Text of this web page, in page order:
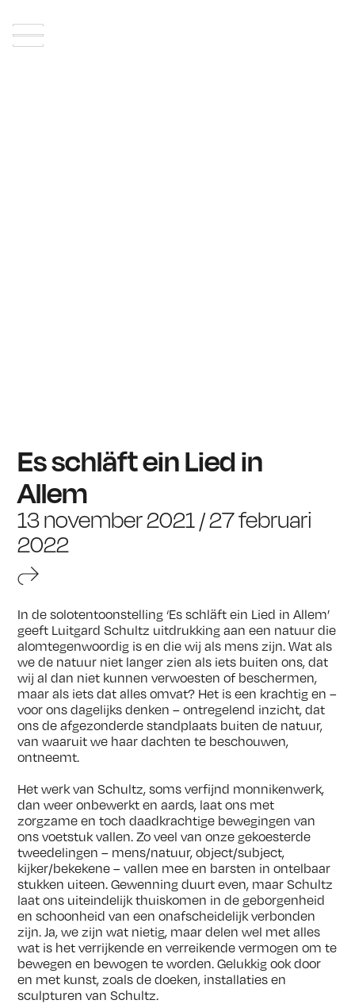
Es schläft ein Lied in
Allem
13 november 2021 / 27 februari
2022
In de solotentoonstelling ‘Es schläft ein Lied in Allem’
geeft Luitgard Schultz uitdrukking aan een natuur die
alomtegenwoordig is en die wij als mens zijn. Wat als
we de natuur niet langer zien als iets buiten ons, dat
wij al dan niet kunnen verwoesten of beschermen,
maar als iets dat alles omvat? Het is een krachtig en –
voor ons dagelijks denken – ontregelend inzicht, dat
ons de afgezonderde standplaats buiten de natuur,
van waaruit we haar dachten te beschouwen,
ontneemt.
Het werk van Schultz, soms verfijnd monnikenwerk,
dan weer onbewerkt en aards, laat ons met
zorgzame en toch daadkrachtige bewegingen van
ons voetstuk vallen. Zo veel van onze gekoesterde
tweedelingen – mens/natuur, object/subject,
kijker/bekekene – vallen mee en barsten in ontelbaar
stukken uiteen. Gewenning duurt even, maar Schultz
laat ons uiteindelijk thuiskomen in de geborgenheid
en schoonheid van een onafscheidelijk verbonden
zijn. Ja, we zijn wat nietig, maar delen wel met alles
wat is het verrijkende en verreikende vermogen om te
bewegen en bewogen te worden. Gelukkig ook door
en met kunst, zoals de doeken, installaties en
sculpturen van Schultz.